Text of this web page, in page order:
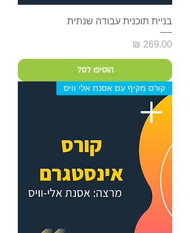
בניית תוכנית עבודה שנתית
מחיר
הוסיפו לסל
קורס מקיף עם אסנת אלי וויס